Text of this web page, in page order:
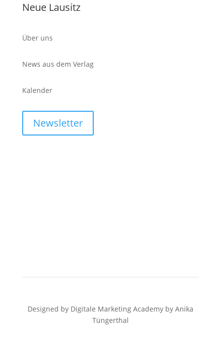
Neue Lausitz
Über uns
News aus dem Verlag
Kalender
Newsletter
Designed by Digitale Marketing Academy by Anika
Tüngerthal